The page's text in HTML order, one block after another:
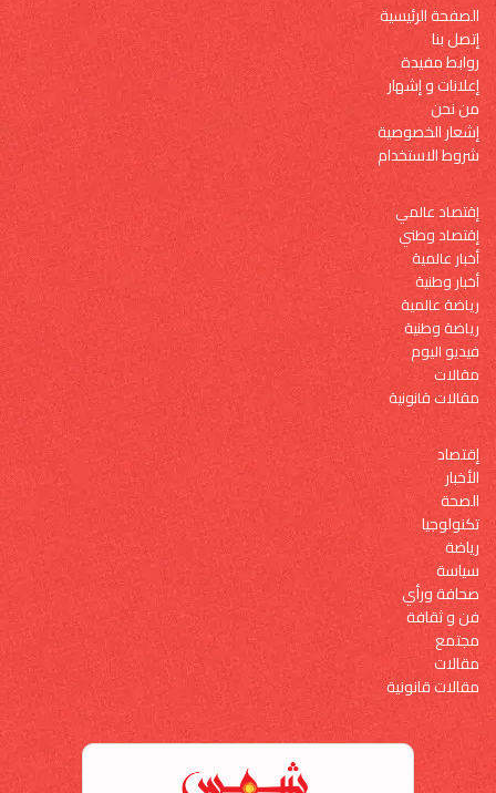
الصفحة الرئيسية
إتصل بنا
روابط مفيدة
إعلانات و إشهار
من نحن
إشعار الخصوصية
شروط الاستخدام
إقتصاد عالمي
إقتصاد وطني
أخبار عالمية
أخبار وطنية
رياضة عالمية
رياضة وطنية
فيديو اليوم
مقالات
مقالات قانونية
إقتصاد
الأخبار
الصحة
تكنولوجيا
رياضة
سياسة
صحافة ورأي
فن و ثقافة
مجتمع
مقالات
مقالات قانونية